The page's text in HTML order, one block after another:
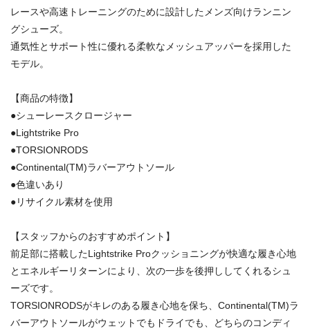
レースや高速トレーニングのために設計したメンズ向けランニン
グシューズ。
通気性とサポート性に優れる柔軟なメッシュアッパーを採用した
モデル。
【商品の特徴】
●シューレースクロージャー
●Lightstrike Pro
●TORSIONRODS
●Continental(TM)ラバーアウトソール
●色違いあり
●リサイクル素材を使用
【スタッフからのおすすめポイント】
前足部に搭載したLightstrike Proクッショニングが快適な履き心地
とエネルギーリターンにより、次の一歩を後押ししてくれるシュ
ーズです。
TORSIONRODSがキレのある履き心地を保ち、Continental(TM)ラ
バーアウトソールがウェットでもドライでも、どちらのコンディ